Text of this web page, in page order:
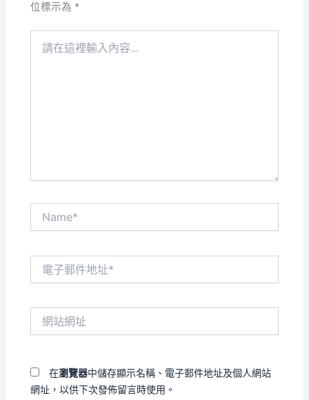
位標示為 *
在瀏覽器中儲存顯示名稱、電子郵件地址及個人網站
網址，以供下次發佈留言時使用。